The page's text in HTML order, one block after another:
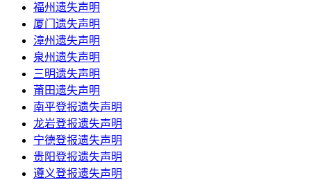
福州遗失声明
厦门遗失声明
漳州遗失声明
泉州遗失声明
三明遗失声明
莆田遗失声明
南平登报遗失声明
龙岩登报遗失声明
宁德登报遗失声明
贵阳登报遗失声明
遵义登报遗失声明